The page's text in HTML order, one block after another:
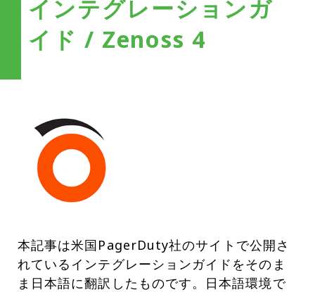
インテグレーションガ
イド / Zenoss 4
本記事は米国PagerDuty社のサイトで公開さ
れているインテグレーションガイドをそのま
ま日本語に翻訳したものです。日本語環境で